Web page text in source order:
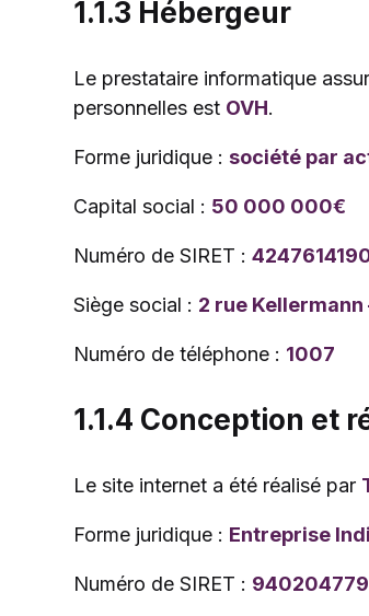
1.1.3 Hébergeur
Le prestataire informatique
personnelles est OVH.
Forme juridique : société par
Capital social : 50 000 000€
Numéro de SIRET :
Siège social : 2 rue Kellermann
Numéro de téléphone : 1007
1.1.4 Conception et
Le site internet a été réalisé par
Forme juridique : Entreprise
Numéro de SIRET :